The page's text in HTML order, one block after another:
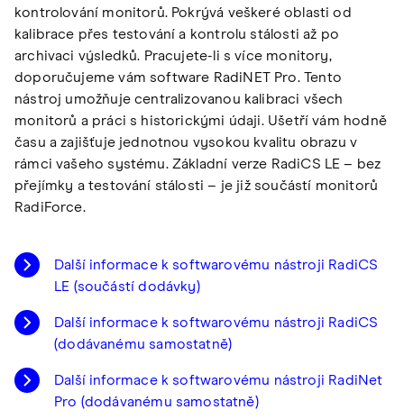
kontrolování monitorů. Pokrývá veškeré oblasti od
kalibrace přes testování a kontrolu stálosti až po
archivaci výsledků. Pracujete-li s více monitory,
doporučujeme vám software RadiNET Pro. Tento
nástroj umožňuje centralizovanou kalibraci všech
monitorů a práci s historickými údaji. Ušetří vám hodně
času a zajišťuje jednotnou vysokou kvalitu obrazu v
rámci vašeho systému. Základní verze RadiCS LE – bez
přejímky a testování stálosti – je již součástí monitorů
RadiForce.
Další informace k softwarovému nástroji RadiCS
LE (součástí dodávky)
Další informace k softwarovému nástroji RadiCS
(dodávanému samostatně)
Další informace k softwarovému nástroji RadiNet
Pro (dodávanému samostatně)